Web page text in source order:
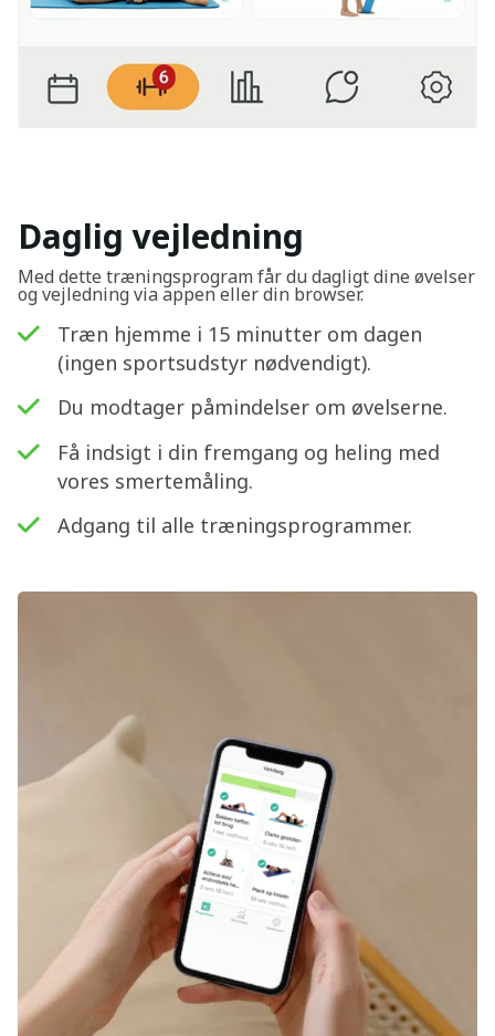
Daglig vejledning
Med dette træningsprogram får du dagligt dine øvelser
og vejledning via appen eller din browser.
Træn hjemme i 15 minutter om dagen
(ingen sportsudstyr nødvendigt).
Du modtager påmindelser om øvelserne.
Få indsigt i din fremgang og heling med
vores smertemåling.
Adgang til alle træningsprogrammer.